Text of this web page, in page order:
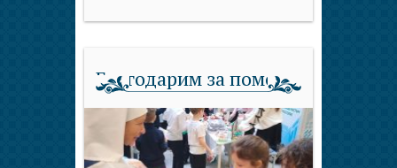
Благодарим за помощь